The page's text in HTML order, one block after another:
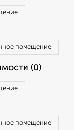
помещение
(0)
помещение